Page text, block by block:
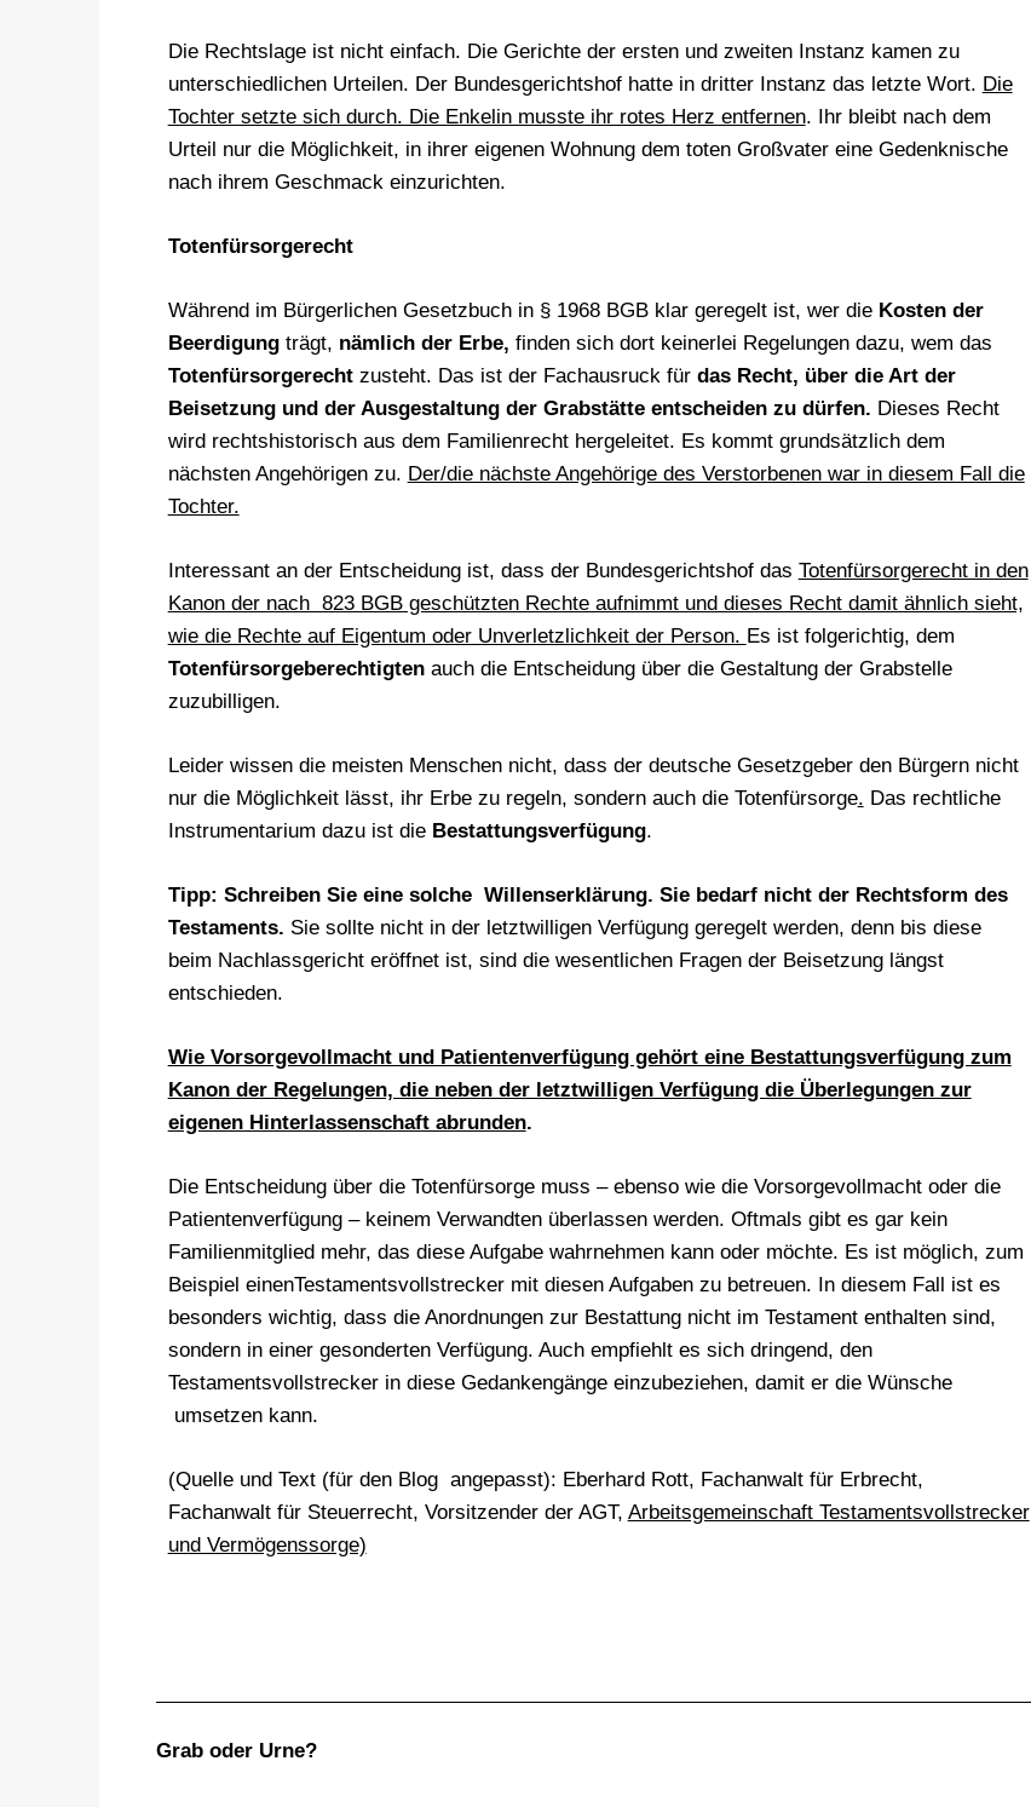
Die Rechtslage ist nicht einfach. Die Gerichte der ersten und zweiten Instanz kamen zu
unterschiedlichen Urteilen. Der Bundesgerichtshof hatte in dritter Instanz das letzte Wort. Die
Tochter setzte sich durch. Die Enkelin musste ihr rotes Herz entfernen. Ihr bleibt nach dem
Urteil nur die Möglichkeit, in ihrer eigenen Wohnung dem toten Großvater eine Gedenknische
nach ihrem Geschmack einzurichten.
Totenfürsorgerecht
Während im Bürgerlichen Gesetzbuch in § 1968 BGB klar geregelt ist, wer die Kosten der
Beerdigungträgt, nämlich der Erbe, finden sich dort keinerlei Regelungen dazu, wem das
Totenfürsorgerechtzusteht. Das ist der Fachausruck für das Recht, über die Art der
Beisetzung und der Ausgestaltung der Grabstätte entscheiden zu dürfen. Dieses Recht
wird rechtshistorisch aus dem Familienrecht hergeleitet. Es kommt grundsätzlich dem
nächsten Angehörigen zu. Der/die nächste Angehörige des Verstorbenen war in diesem Fall die
Tochter.
Interessant an der Entscheidung ist, dass der Bundesgerichtshof das Totenfürsorgerecht in den
Kanon der nach 823 BGB geschützten Rechte aufnimmt und dieses Recht damit ähnlich sieht,
wie die Rechte auf Eigentum oder Unverletzlichkeit der Person. Es ist folgerichtig, dem
Totenfürsorgeberechtigtenauch die Entscheidung über die Gestaltung der Grabstelle
zuzubilligen.
Leider wissen die meisten Menschen nicht, dass der deutsche Gesetzgeber den Bürgern nicht
nur die Möglichkeit lässt, ihr Erbe zu regeln, sondern auch die Totenfürsorge. Das rechtliche
Instrumentarium dazu ist die Bestattungsverfügung.
Tipp: Schreiben Sie eine solche Willenserklärung. Sie bedarf nicht der Rechtsform des
Testaments. Sie sollte nicht in der letztwilligen Verfügung geregelt werden, denn bis diese
beim Nachlassgericht eröffnet ist, sind die wesentlichen Fragen der Beisetzung längst
entschieden.
Wie Vorsorgevollmacht und Patientenverfügung gehört eine Bestattungsverfügung zum
Kanon der Regelungen, die neben der letztwilligen Verfügung die Überlegungen zur
eigenen Hinterlassenschaft abrunden.
Die Entscheidung über die Totenfürsorge muss – ebenso wie die Vorsorgevollmacht oder die
Patientenverfügung – keinem Verwandten überlassen werden. Oftmals gibt es gar kein
Familienmitglied mehr, das diese Aufgabe wahrnehmen kann oder möchte. Es ist möglich, zum
Beispiel einenTestamentsvollstrecker mit diesen Aufgaben zu betreuen. In diesem Fall ist es
besonders wichtig, dass die Anordnungen zur Bestattung nicht im Testament enthalten sind,
sondern in einer gesonderten Verfügung. Auch empfiehlt es sich dringend, den
Testamentsvollstrecker in diese Gedankengänge einzubeziehen, damit er die Wünsche
umsetzen kann.
(Quelle und Text (für den Blog angepasst): Eberhard Rott, Fachanwalt für Erbrecht,
Fachanwalt für Steuerrecht, Vorsitzender der AGT, Arbeitsgemeinschaft Testamentsvollstrecker
und Vermögenssorge)
Grab oder Urne?